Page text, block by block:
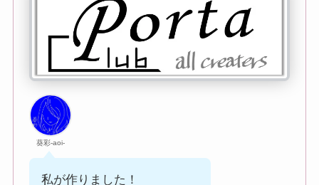
葵彩-aoi-
私が作りました！